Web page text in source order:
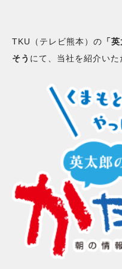
TKU（テレビ熊本）の 「
そう にて、当社を紹介いた